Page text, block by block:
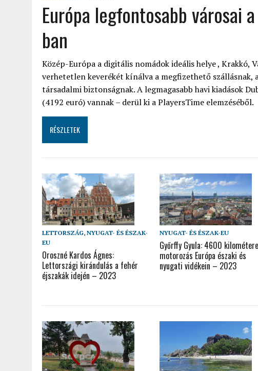
Európa legfontosabb városai
ban
Közép-Európa a digitális nomádok ideális helye , Krakkó,
verhetetlen keverékét kínálva a megfizethető
társadalmi biztonságnak. A legmagasabb havi kiadások
(4192 euró) vannak – derül ki a PlayersTime elemzéséből.
RÉSZLETEK
LETTORSZÁG, NYUGAT- ÉS ÉSZAK-
EU
Oroszné Kardos Ágnes:
Lettországi kirándulás a fehér
éjszakák idején – 2023
NYUGAT- ÉS ÉSZAK-EU
Győrffy Gyula: 4600
motorozás Európa északi és
nyugati vidékein – 2023